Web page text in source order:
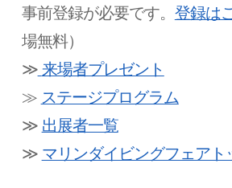
事前登録が必要です。 登録は
場無料）
≫ 来場者プレゼント
≫ ステージプログラム
≫ 出展者一覧
≫ マリンダイビングフェアト